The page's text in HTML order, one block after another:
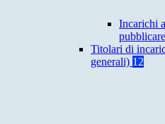
Incarichi
Titolari di
generali) 12